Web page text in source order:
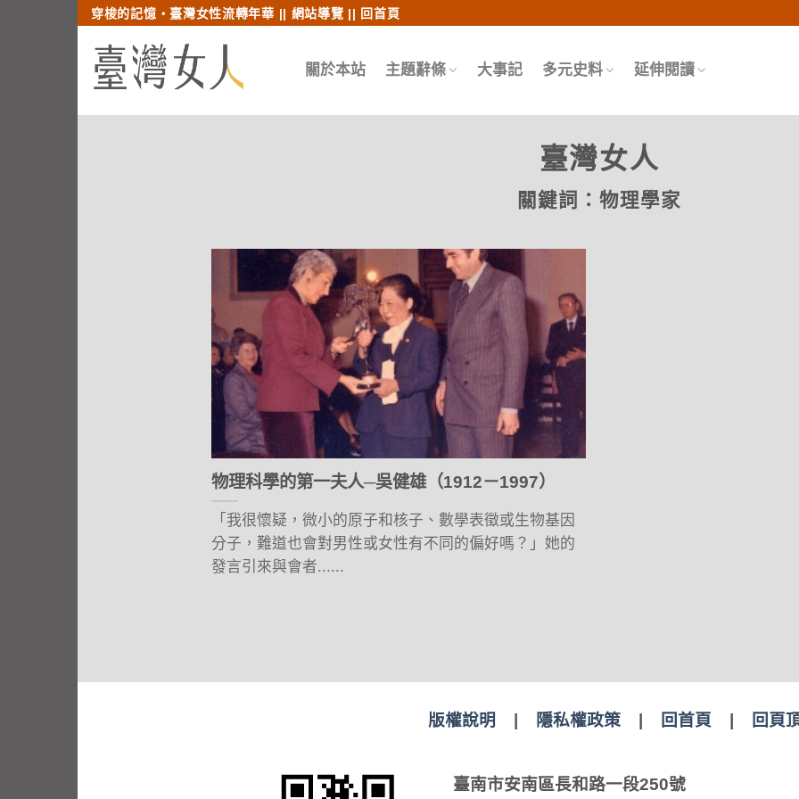
跳至內文
跳至索引列
穿梭的記憶‧臺灣女性流轉年華 || 網站導覽 || 回首頁
關於本站 主題辭條 大事記 多元史料 延伸閱讀
臺灣女人
關鍵詞： 物理學家
物理科學的第一夫人─吳健雄（1912－1997）
「我很懷疑，微小的原子和核子、數學表徵或生物基因
分子，難道也會對男性或女性有不同的偏好嗎？」她的
發言引來與會者......
版權說明 隱私權政策| 回首頁 回頁
臺南市安南區長和路一段250號